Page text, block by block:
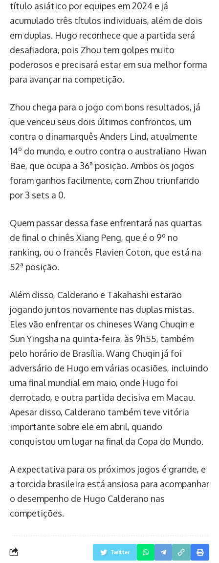
título asiático por equipes em 2024 e já
acumulado três títulos individuais, além de dois
em duplas. Hugo reconhece que a partida será
desafiadora, pois Zhou tem golpes muito
poderosos e precisará estar em sua melhor forma
para avançar na competição.
Zhou chega para o jogo com bons resultados, já
que venceu seus dois últimos confrontos, um
contra o dinamarquês Anders Lind, atualmente
14º do mundo, e outro contra o australiano Hwan
Bae, que ocupa a 36ª posição. Ambos os jogos
foram ganhos facilmente, com Zhou triunfando
por 3 sets a 0.
Quem passar dessa fase enfrentará nas quartas
de final o chinês Xiang Peng, que é o 9º no
ranking, ou o francês Flavien Coton, que está na
52ª posição.
Além disso, Calderano e Takahashi estarão
jogando juntos novamente nas duplas mistas.
Eles vão enfrentar os chineses Wang Chuqin e
Sun Yingsha na quinta-feira, às 9h55, também
pelo horário de Brasília. Wang Chuqin já foi
adversário de Hugo em várias ocasiões, incluindo
uma final mundial em maio, onde Hugo foi
derrotado, e outra partida decisiva em Macau.
Apesar disso, Calderano também teve vitória
importante sobre ele em abril, quando
conquistou um lugar na final da Copa do Mundo.
A expectativa para os próximos jogos é grande, e
a torcida brasileira está ansiosa para acompanhar
o desempenho de Hugo Calderano nas
competições.
Twitter